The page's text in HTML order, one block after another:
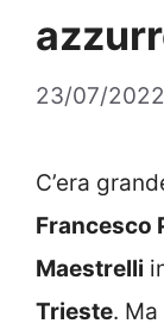
23/07/2022
C’era
Francesco
Maestrelli
Trieste.